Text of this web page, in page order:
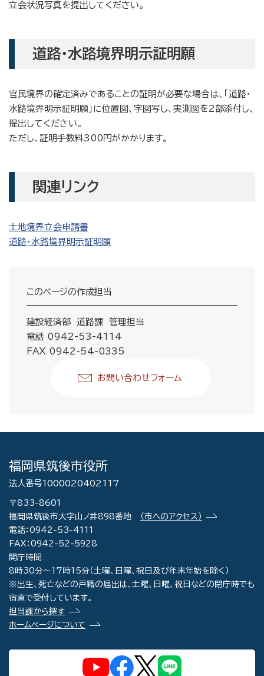
立会状況写真を提出してください。
道路・水路境界明示証明願
官民境界の確定済みであることの証明が必要な場合は、「道路・
水路境界明示証明願」に位置図、字図写し、実測図を2部添付し、
提出してください。
ただし、証明手数料300円がかかります。
関連リンク
土地境界立会申請書
道路・水路境界明示証明願
このページの作成担当
建設経済部 道路課 管理担当
電話 0942-53-4114
FAX 0942-54-0335
お問い合わせフォーム
福岡県筑後市役所
法人番号1000020402117
〒833-8601
福岡県筑後市大字山ノ井898番地
（市へのアクセス）
電話：0942-53-4111
FAX：0942-52-5928
開庁時間
8時30分～17時15分（土曜、日曜、祝日及び年末年始を除く）
※出生、死亡などの戸籍の届出は、土曜、日曜、祝日などの閉庁時でも
宿直で受付しています。
担当課から探す
ホームページについて